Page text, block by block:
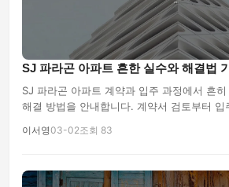
SJ 파라곤 아파트 흔한 실수와 해결법
SJ 파라곤 아파트 계약과 입주 과정에서 흔
해결 방법을 안내합니다. 계약서 검토부터 입
이서영03-02조회 83